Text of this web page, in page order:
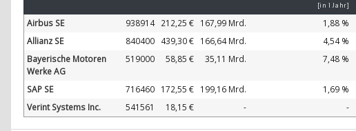
[in 1 Jahr]
Airbus SE 938914 212,25 € 167,99 Mrd. 1,88 %
Allianz SE
840400 439,30 € 166,64 Mrd. 4,54 %
Bayerische Motoren
Werke AG
519000 58,85 € 35,11 Mrd. 7,48 %
SAP SE 716460 172,55 € 199,16 Mrd. 1,69 %
Verint Systems Inc.
541561 18,15 € - -